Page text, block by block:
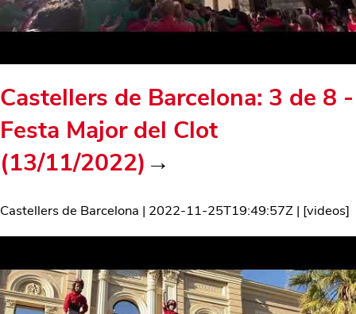
Castellers de Barcelona: 3 de 8 -
Festa Major del Clot
(13/11/2022) →
Castellers de Barcelona | 2022-11-25T19:49:57Z | [videos]